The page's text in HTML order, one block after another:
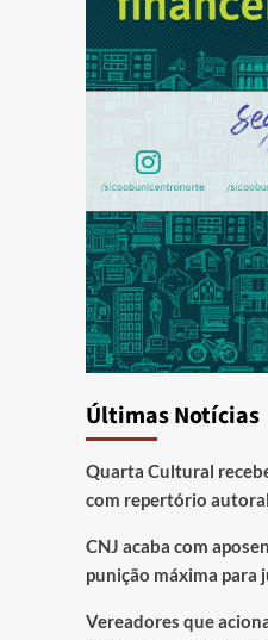
Últimas Notícias
Quarta Cultural
com repertório
CNJ acaba com
punição máxima para
Vereadores que